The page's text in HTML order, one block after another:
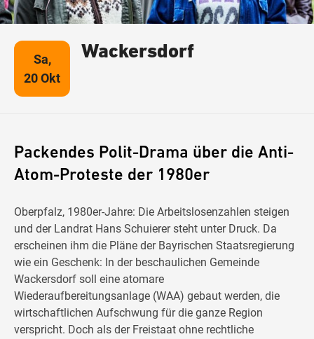
Sa,
20 Okt
Wackersdorf
Packendes Polit-Drama über die Anti-
Atom-Proteste der 1980er
Oberpfalz, 1980er-Jahre: Die Arbeitslosenzahlen steigen
und der Landrat Hans Schuierer steht unter Druck. Da
erscheinen ihm die Pläne der Bayrischen Staatsregierung
wie ein Geschenk: In der beschaulichen Gemeinde
Wackersdorf soll eine atomare
Wiederaufbereitungsanlage (WAA) gebaut werden, die
wirtschaftlichen Aufschwung für die ganze Region
verspricht. Doch als der Freistaat ohne rechtliche